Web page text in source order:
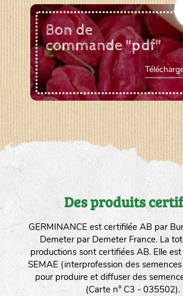
Bon de
commande "pdf"
Des produits
GERMINANCE est certifilée AB par
Demeter par Demeter France. La
productions sont certifiées AB. Elle
SEMAE (interprofession des
pour produire et diffuser des
(Carte n° C3 - 035502).